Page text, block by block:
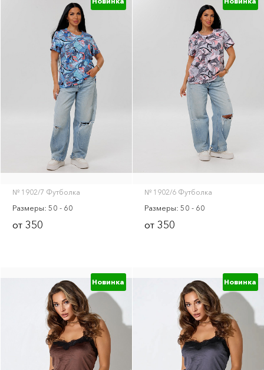
№ 1902/7 Футболка
Размеры: 50 - 60
от350
№ 1902/6 Футболка
Размеры: 50 - 60
от350
Новинка Новинка